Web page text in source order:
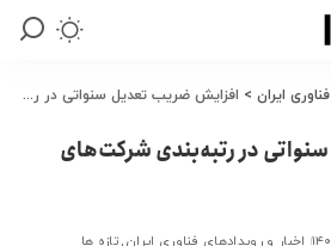
ایران > افزایش ضریب تعدیل سنواتی در رتبه‌‏بندی شرکت‌های انفورماتیکی
در رتبه‌‏بندی شرکت‌های
اخبار و رویدادهای فناوری ایران تازه ها